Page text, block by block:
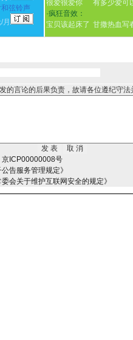
弦铃声
月
很爱很爱你
有多少爱可
·疯狂音效：
宝贝该起床了 甘撒热血写
的言论的后果负责，故请各位遵纪守
京ICP00000008号
告服务管理规定》
会关于维护互联网安全的规定》